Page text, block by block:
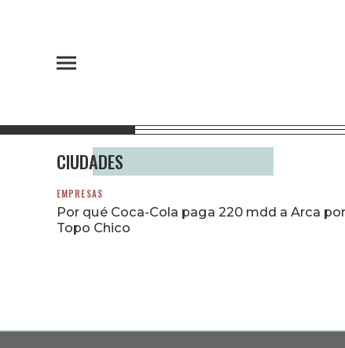
CIUDADES
EMPRESAS
Por qué Coca-Cola paga 220 mdd a Arca por
Topo Chico